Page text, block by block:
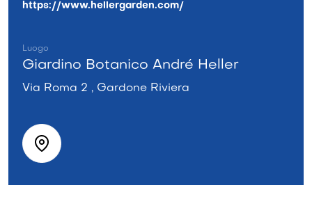
https://www.hellergarden.com/
Luogo
Giardino Botanico André Heller
Via Roma 2 , Gardone Riviera